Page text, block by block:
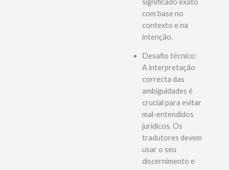
têm de discernir o
significado exato
com base no
contexto e na
intenção.
Desafio técnico:
A interpretação
correcta das
ambiguidades é
crucial para evitar
mal-entendidos
jurídicos. Os
tradutores devem
usar o seu